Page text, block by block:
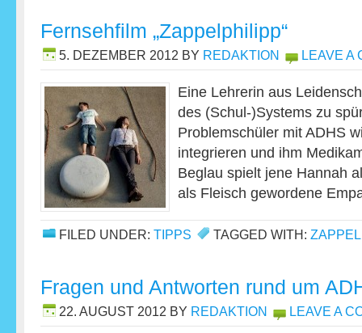
Fernsehfilm „Zappelphilipp“
5. DEZEMBER 2012 BY REDAKTION LEAVE A
Eine Lehrerin aus
des (Schul-)Systems zu
Problemschüler mit ADHS
integrieren und ihm
Beglau spielt jene Hannah
als Fleisch gewordene
FILED UNDER: TIPPS TAGGED WITH:
Fragen und Antworten rund um
22. AUGUST 2012 BY REDAKTION LEAVE A